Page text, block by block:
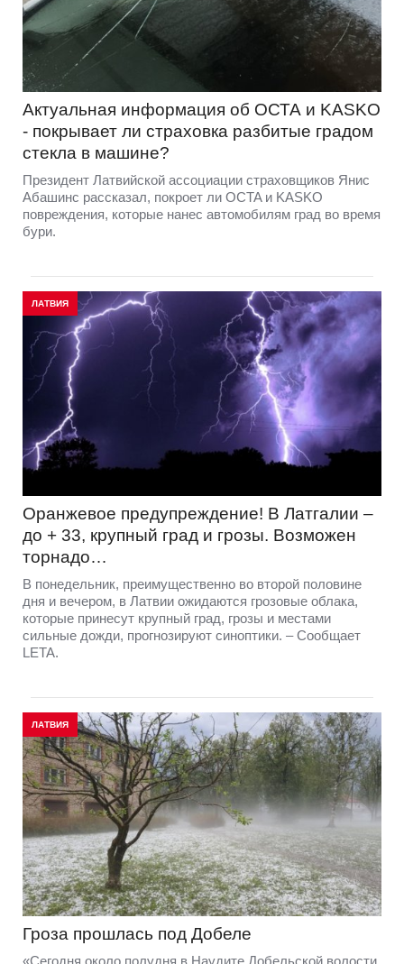
Актуальная информация об ОСТА и KASKO
- покрывает ли страховка разбитые градом
стекла в машине?
Президент Латвийской ассоциации страховщиков Янис
Абашинс рассказал, покроет ли OCTA и KASKO
повреждения, которые нанес автомобилям град во время
бури.
ЛАТВИЯ
Оранжевое предупреждение! В Латгалии –
до + 33, крупный град и грозы. Возможен
торнадо…
В понедельник, преимущественно во второй половине
дня и вечером, в Латвии ожидаются грозовые облака,
которые принесут крупный град, грозы и местами
сильные дожди, прогнозируют синоптики. – Сообщает
LETA.
ЛАТВИЯ
Гроза прошлась под Добеле
«Сегодня около полудня в Наудите Добельской волости